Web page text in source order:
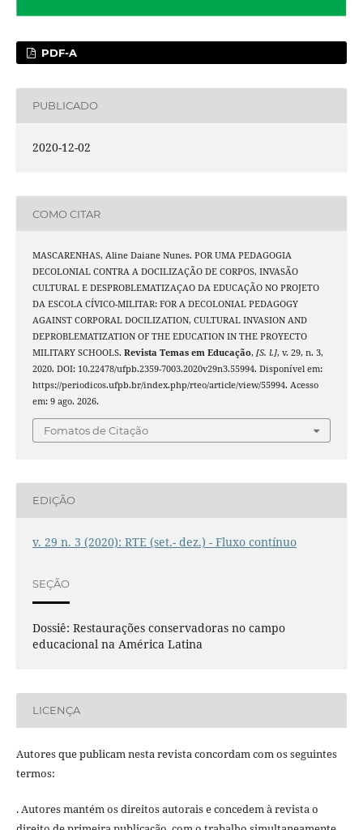
PDF-A
PUBLICADO
2020-12-02
COMO CITAR
MASCARENHAS, Aline Daiane Nunes. POR UMA PEDAGOGIA
DECOLONIAL CONTRA A DOCILIZAÇÃO DE CORPOS, INVASÃO
CULTURAL E DESPROBLEMATIZAÇAO DA EDUCAÇÃO NO PROJETO
DA ESCOLA CÍVICO-MILITAR: FOR A DECOLONIAL PEDAGOGY
AGAINST CORPORAL DOCILIZATION, CULTURAL INVASION AND
DEPROBLEMATIZATION OF THE EDUCATION IN THE PROYECTO
MILITARY SCHOOLS. Revista Temas em Educação, [S. l.], v. 29, n. 3,
2020. DOI: 10.22478/ufpb.2359-7003.2020v29n3.55994. Disponível em:
https://periodicos.ufpb.br/index.php/rteo/article/view/55994. Acesso
em: 9 ago. 2026.
Fomatos de Citação
EDIÇÃO
v. 29 n. 3 (2020): RTE (set.- dez.) - Fluxo contínuo
SEÇÃO
Dossiê: Restaurações conservadoras no campo
educacional na América Latina
LICENÇA
Autores que publicam nesta revista concordam com os seguintes
termos:
. Autores mantém os direitos autorais e concedem à revista o